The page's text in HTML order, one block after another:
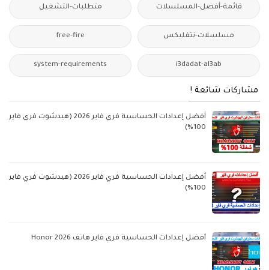
قائمة-أفضل-المسلسلات متطلبات-التشغيل
مسلسلات-نتفليكس free-fire
i3dadat-al3ab
system-requirements
مشاركات شائعة !
أفضل إعدادات الحساسية فري فاير 2026 (هيدشوت فري فاير
100%)
أفضل إعدادات الحساسية فري فاير 2026 (هيدشوت فري فاير
100%)
أفضل إعدادات الحساسية فري فاير هاتف Honor 2026